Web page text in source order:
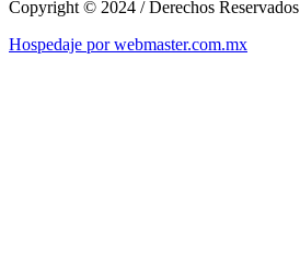
Copyright © 2024 / Derechos Reservados
Hospedaje por webmaster.com.mx